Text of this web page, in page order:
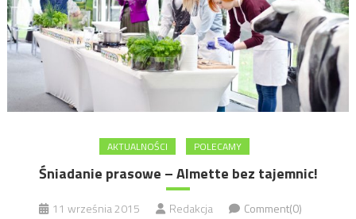
AKTUALNOŚCI POLECAMY
Śniadanie prasowe – Almette bez tajemnic!
11 września 2015 Redakcja Comment(0)